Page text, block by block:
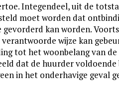
Integendeel, uit de
moet worden dat
kan worden.
wijze kan
tot het woonbelang van
dat de huurder
in het onderhavige geval